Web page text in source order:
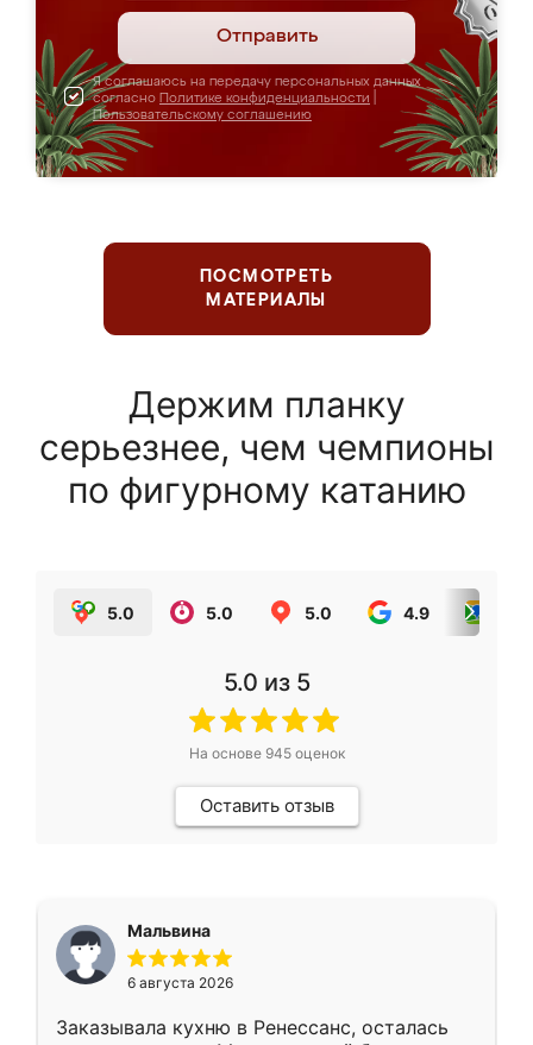
Отправить
Я соглашаюсь на передачу персональных данных
согласно Политике конфиденциальности
Пользовательскому соглашению
ПОСМОТРЕТЬ
МАТЕРИАЛЫ
Держим планку
серьезнее, чем чемпионы
по фигурному катанию
5.0 5.0 5.0 4.9
5.0 из 5
На основе 945оценок
Оставить отзыв
Мальвина
6 августа 2026
Заказывала кухню в Ренессанс, осталась